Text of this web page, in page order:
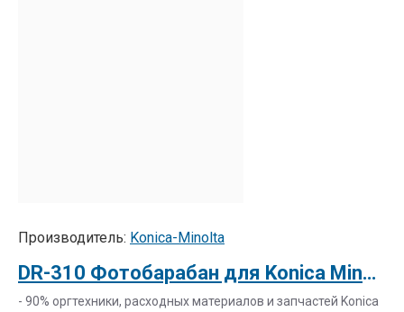
Производитель: Konica-Minolta
DR-310 Фотобарабан для Konica Minolta bizhub 222 (4068613)
- 90% оргтехники, расходных материалов и запчастей Konica